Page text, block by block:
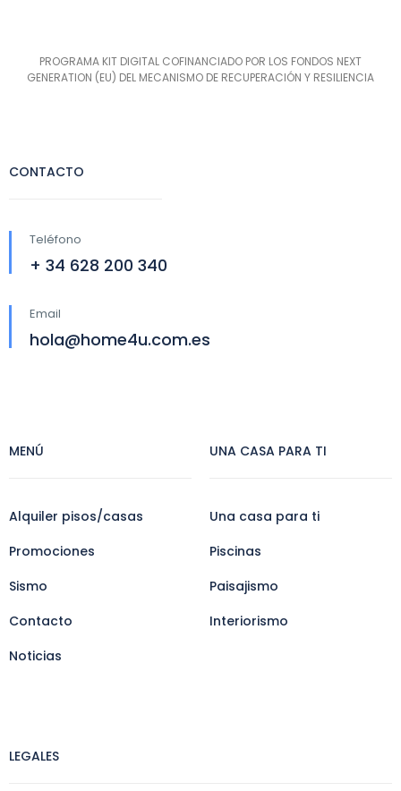
PROGRAMA KIT DIGITAL COFINANCIADO POR LOS FONDOS NEXT
GENERATION (EU) DEL MECANISMO DE RECUPERACIÓN Y RESILIENCIA
CONTACTO
Teléfono
+ 34 628 200 340
Email
hola@home4u.com.es
MENÚ
Alquiler pisos/casas
Promociones
Sismo
Contacto
Noticias
UNA CASA PARA TI
Una casa para ti
Piscinas
Paisajismo
Interiorismo
LEGALES